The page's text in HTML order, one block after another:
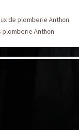
de plomberie Anthon
plomberie Anthon